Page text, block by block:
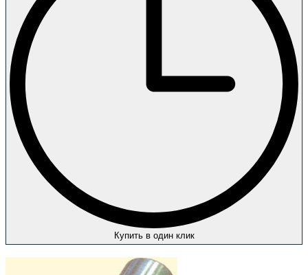
Купить в один клик